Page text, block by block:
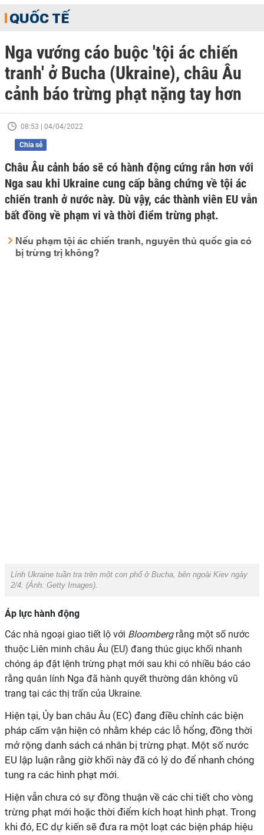
QUỐC TẾ
Nga vướng cáo buộc 'tội ác chiến
tranh' ở Bucha (Ukraine), châu Âu
cảnh báo trừng phạt nặng tay hơn
08:53 | 04/04/2022
Chia sẻ
Châu Âu cảnh báo sẽ có hành động cứng rắn hơn với
Nga sau khi Ukraine cung cấp bằng chứng về tội ác
chiến tranh ở nước này. Dù vậy, các thành viên EU vẫn
bất đồng về phạm vi và thời điểm trừng phạt.
Nếu phạm tội ác chiến tranh, nguyên thủ quốc gia có
bị trừng trị không?
Lính Ukraine tuần tra trên một con phố ở Bucha, bên ngoài Kiev ngày
2/4. (Ảnh: Getty Images).
Áp lực hành động
Các nhà ngoại giao tiết lộ với Bloomberg rằng một số nước
thuộc Liên minh châu Âu (EU) đang thúc giục khối nhanh
chóng áp đặt lệnh trừng phạt mới sau khi có nhiều báo cáo
rằng quân lính Nga đã hành quyết thường dân không vũ
trang tại các thị trấn của Ukraine.
Hiện tại, Ủy ban châu Âu (EC) đang điều chỉnh các biện
pháp cấm vận hiện có nhằm khép các lỗ hổng, đồng thời
mở rộng danh sách cá nhân bị trừng phạt. Một số nước
EU lập luận rằng giờ khối này đã có lý do để nhanh chóng
tung ra các hình phạt mới.
Hiện vẫn chưa có sự đồng thuận về các chi tiết cho vòng
trừng phạt mới hoặc thời điểm kích hoạt hình phạt. Trong
khi đó, EC dự kiến sẽ đưa ra một loạt các biện pháp hiệu